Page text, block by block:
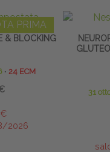
PRIMA
& BLOCKING
∙ 24 ECM
€
2026
31